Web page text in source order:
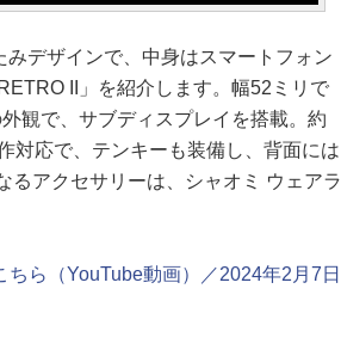
デザインで、中身はスマートフォン
II」を紹介します。幅52ミリで
観で、サブディスプレイを搭載。約
対応で、テンキーも装備し、背面には
るアクセサリーは、シャオミ ウェアラ
ら（YouTube動画）／2024年2月7日